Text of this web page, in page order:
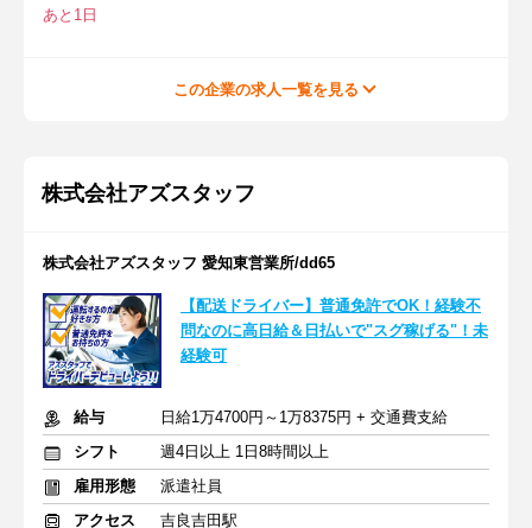
あと1日
この企業の求人一覧を見る
株式会社アズスタッフ
株式会社アズスタッフ 愛知東営業所/dd65
【配送ドライバー】普通免許でOK！経験不
問なのに高日給＆日払いで"スグ稼げる"！未
経験可
給与
日給1万4700円～1万8375円 + 交通費支給
シフト
週4日以上 1日8時間以上
雇用形態
派遣社員
アクセス
吉良吉田駅